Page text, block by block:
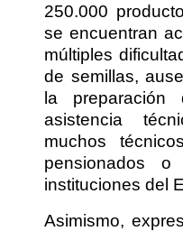
250.000
se encuentran
múltiples
de semillas,
la
asistencia
muchos
pensionados
instituciones del
Asimismo,